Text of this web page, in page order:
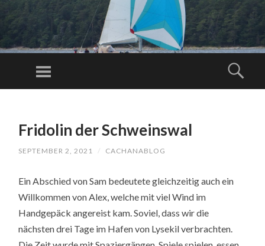
C
A
BL
G.
C
O
M
Just another
Menu
CONTENTFridolin der Schweinswal
SEPTEMBER 2, 2021 / CACHANABLOG
Ein Abschied von Sam bedeutete gleichzeitig auch ein
Willkommen von Alex, welche mit viel Wind im
Handgepäck angereist kam. Soviel, dass wir die
nächsten drei Tage im Hafen von Lysekil verbrachten.